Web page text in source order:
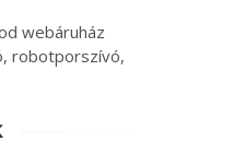
és Android 16 tablet
2026. augusztus 5.
5 augusztus 2026
webáruház
robotporszívó,